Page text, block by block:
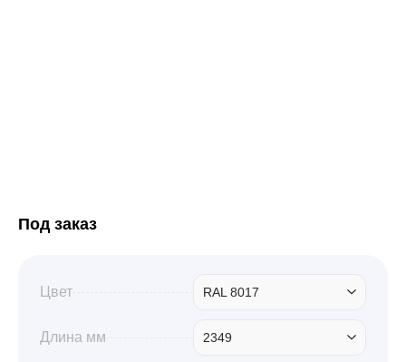
Дача и сад
Под заказ
Цвет RAL 8017
Длина мм 2349